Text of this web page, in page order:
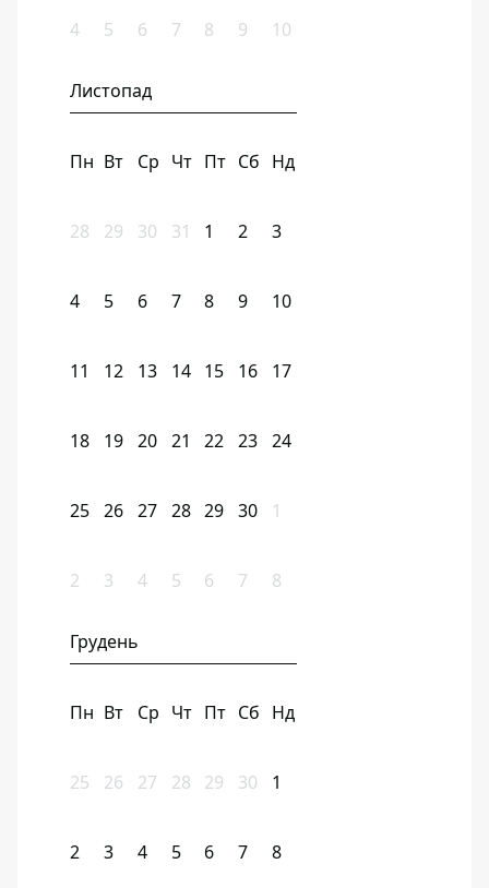
4 5 6 7 8 9 10
Листопад
Пн Вт Ср Чт Пт Сб Нд
28 29 30 31 1 2 3
4 5 6 7 8 9 10
11 12 13 14 15 16 17
18 19 20 21 22 23 24
25 26 27 28 29 30 1
2 3 4 5 6 7 8
Грудень
Пн Вт Ср Чт Пт Сб Нд
25 26 27 28 29 30 1
2 3 4 5 6 7 8